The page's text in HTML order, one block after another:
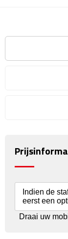
Reisstekkers
Indien de
eerst een
Draai uw